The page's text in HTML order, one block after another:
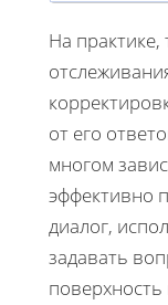
На
от его
многом
эффективно
диалог,
задавать